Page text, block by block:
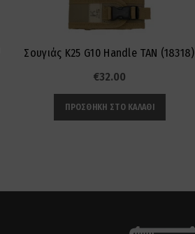
Σουγιάς K25 G10 Handle TAN (18318)
€32.00
ΠΡΟΣΘΉΚΗ ΣΤΟ ΚΑΛΆΘΙ